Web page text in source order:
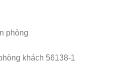
khách 56138-1